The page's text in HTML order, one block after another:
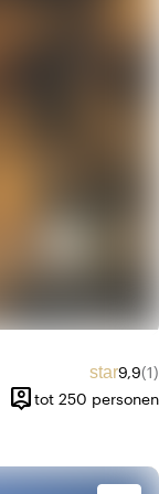
star9,9(1)
person_pin
Capaciteit
tot 250 personen